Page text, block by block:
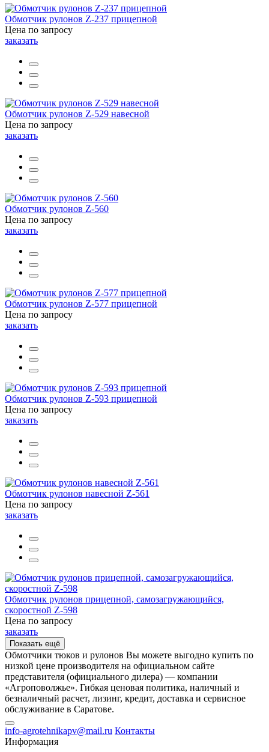
Обмотчик рулонов Z-237 прицепной
Цена по запросу
заказать
Обмотчик рулонов Z-529 навесной
Цена по запросу
заказать
Обмотчик рулонов Z-560
Цена по запросу
заказать
Обмотчик рулонов Z-577 прицепной
Цена по запросу
заказать
Обмотчик рулонов Z-593 прицепной
Цена по запросу
заказать
Обмотчик рулонов навесной Z-561
Цена по запросу
заказать
Обмотчик рулонов прицепной, самозагружающийся,
скоростной Z-598
Цена по запросу
заказать
Показать ещё
Обмотчики тюков и рулонов Вы можете выгодно купить по
низкой цене производителя на официальном сайте
представителя (официального дилера) — компании
«Агроповолжье». Гибкая ценовая политика, наличный и
безналичный расчет, лизинг, кредит, доставка и сервисное
обслуживание в Саратове.
info-agrotehnikapv@mail.ru Контакты
Информация